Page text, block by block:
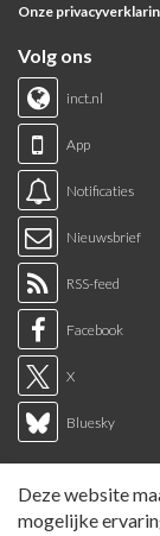
Onze
Volg ons
inct.nl
App
Notificaties
Nieuwsbrief
RSS-feed
Facebook
X
Bluesky
Sitemap
Deze website
mogelijke